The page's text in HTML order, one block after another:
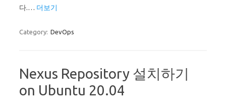
다.… 더보기
Category: DevOps
Nexus Repository 설치하기
on Ubuntu 20.04